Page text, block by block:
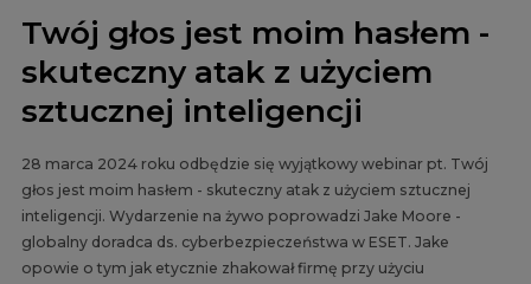
Twój głos jest moim hasłem -
skuteczny atak z użyciem
sztucznej inteligencji
28 marca 2024 roku odbędzie się wyjątkowy webinar pt. Twój
głos jest moim hasłem - skuteczny atak z użyciem sztucznej
inteligencji. Wydarzenie na żywo poprowadzi Jake Moore -
globalny doradca ds. cyberbezpieczeństwa w ESET. Jake
opowie o tym jak etycznie zhakował firmę przy użyciu